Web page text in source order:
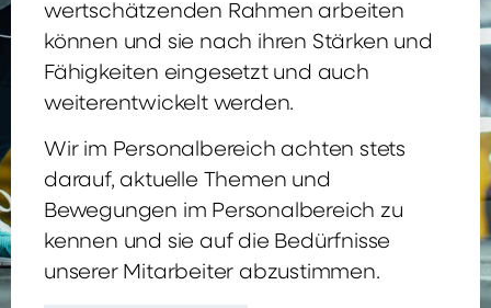
wertschätzenden Rahmen arbeiten
können und sie nach ihren Stärken und
Fähigkeiten eingesetzt und auch
weiterentwickelt werden.
Wir im Personalbereich achten stets
darauf, aktuelle Themen und
Bewegungen im Personalbereich zu
kennen und sie auf die Bedürfnisse
unserer Mitarbeiter abzustimmen.